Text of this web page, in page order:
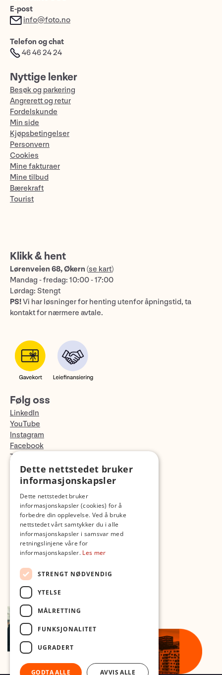
E-post
info@foto.no
Telefon og chat
46 46 24 24
Nyttige lenker
Besøk og parkering
Angrerett og retur
Fordelskunde
Min side
Kjøpsbetingelser
Personvern
Cookies
Mine fakturaer
Mine tilbud
Bærekraft
Tourist
Klikk & hent
Lørenveien 68, Økern (se kart)
Mandag - fredag: 10:00 - 17:00
Lørdag: Stengt
PS!Vi har løsninger for henting utenfor åpningstid, ta
kontakt for nærmere avtale.
Følg oss
LinkedIn
YouTube
Instagram
Facebook
TikTok
Fotopodden
Dette nettstedet bruker
informasjonskapsler
Dette nettstedet bruker
informasjonskapsler (cookies) for å
forbedre din opplevelse. Ved å bruke
nettstedet vårt samtykker du i alle
informasjonskapsler i samsvar med
retningslinjene våre for
informasjonskapsler. Les mer
STRENGT NØDVENDIG
YTELSE
MÅLRETTING
FUNKSJONALITET
UGRADERT
GODTA ALLE AVVIS ALLE